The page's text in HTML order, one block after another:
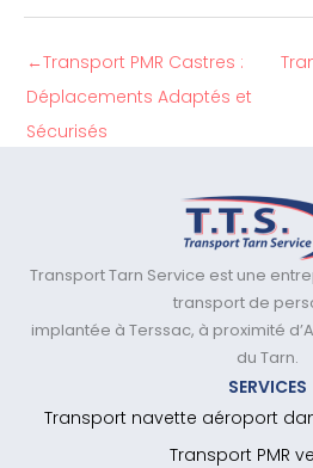
←Transport PMR Castres :
Déplacements Adaptés et
Sécurisés
Transport Tarn Service est une
transport de
implantée à Terssac, à proximité
du Tarn.
SERVICES
Transport navette aéroport
Transport PMR